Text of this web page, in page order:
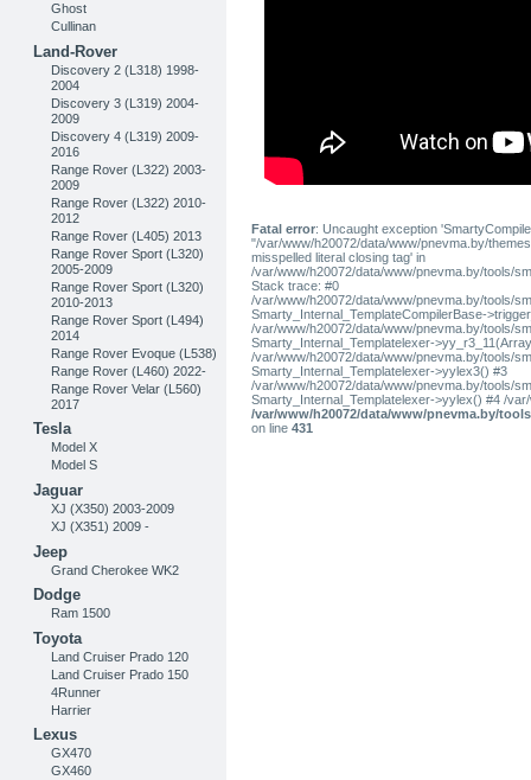
Ghost
Cullinan
Land-Rover
Discovery 2 (L318) 1998-
2004
Discovery 3 (L319) 2004-
2009
Discovery 4 (L319) 2009-
2016
Range Rover (L322) 2003-
2009
Range Rover (L322) 2010-
2012
Range Rover (L405) 2013
Range Rover Sport (L320)
2005-2009
Range Rover Sport (L320)
2010-2013
Range Rover Sport (L494)
2014
Range Rover Evoque (L538)
Range Rover (L460) 2022-
Range Rover Velar (L560)
2017
Tesla
Model X
Model S
Jaguar
XJ (X350) 2003-2009
XJ (X351) 2009 -
Jeep
Grand Cherokee WK2
Dodge
Ram 1500
Toyota
Land Cruiser Prado 120
Land Cruiser Prado 150
4Runner
Harrier
Lexus
GX470
GX460
Fatal error: Uncaught exception
"/var/www/h20072/data/www/pnevma.by/
misspelled literal closing tag' in
/var/www/h20072/data/www/pnevma.by/tools/
Stack trace: #0
/var/www/h20072/data/www/pnevma.by/tools/
Smarty_Internal_TemplateCompilerBase-
/var/www/h20072/data/www/pnevma.by/tools/
Smarty_Internal_Templatelexer-
/var/www/h20072/data/www/pnevma.by/tools/
Smarty_Internal_Templatelexer->yylex3() #3
/var/www/h20072/data/www/pnevma.by/tools/
Smarty_Internal_Templatelexer->yylex() #4 /
/var/www/h20072/data/www/pnevma.by/
on line 431